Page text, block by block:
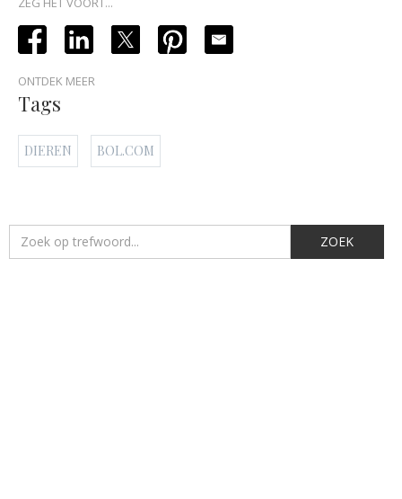
ONTDEK MEER
Tags
DIEREN BOL.COM